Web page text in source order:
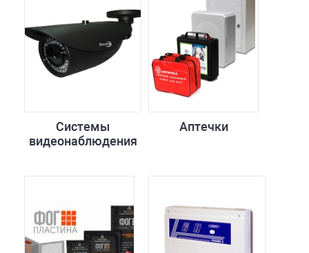
Системы
видеонаблюдения
Аптечки